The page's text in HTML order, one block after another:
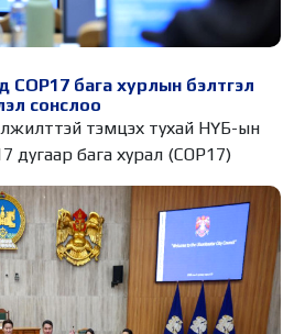
бага хурлын бэлтгэл
сонслоо
тэмцэх тухай НҮБ-ын
дугаар бага хурал (COP17)